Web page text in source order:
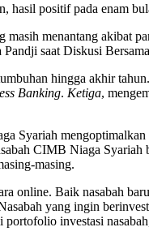
positif pada enam
menantang
saat Diskusi
hingga akhir tahun.
Banking. Ketiga,
Syariah
CIMB Niaga Syariah
masing.
online. Baik nasabah
yang ingin
investasi